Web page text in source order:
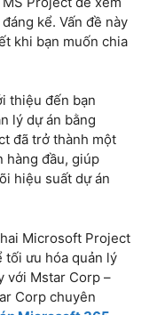
kể. Vấn đề này
khi bạn muốn chia
thiệu đến bạn
lý dự án bằng
đã trở thành một
hàng đầu, giúp
hiệu suất dự án
Microsoft Project
tối ưu hóa quản lý
với Mstar Corp –
Corp chuyên